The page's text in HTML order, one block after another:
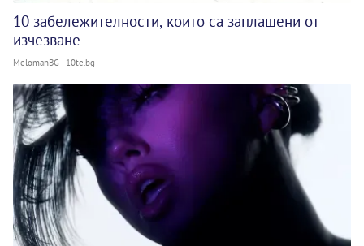
10 забележителности, които са заплашени от
изчезване
MelomanBG - 10te.bg